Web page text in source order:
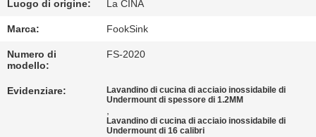
DEL
SITO
PRIVACY
Luogo di origine: La CINA
Marca: FookSink
Numero di
modello:
FS-2020
Evidenziare:
Lavandino di cucina di acciaio inossidabile di
Undermount di spessore di 1.2MM
,
Lavandino di cucina di acciaio inossidabile di
Undermount di 16 calibri